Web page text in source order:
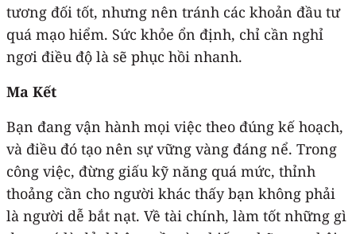
tương đối tốt, nhưng nên tránh các khoản đầu tư
quá mạo hiểm. Sức khỏe ổn định, chỉ cần nghỉ
ngơi điều độ là sẽ phục hồi nhanh.
Ma Kết
Bạn đang vận hành mọi việc theo đúng kế hoạch,
và điều đó tạo nên sự vững vàng đáng nể. Trong
công việc, đừng giấu kỹ năng quá mức, thỉnh
thoảng cần cho người khác thấy bạn không phải
là người dễ bắt nạt. Về tài chính, làm tốt những gì